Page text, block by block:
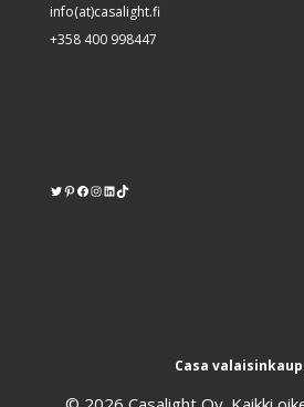
info(at)casalight.fi
+358 400 998447
Twitter
Pinterest
https://www.facebook.com/
Instagram
LinkedIn
TikTok
Casa